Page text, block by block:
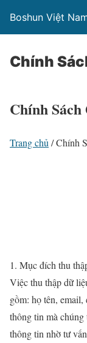
Boshun Việt
Chính
Chính
Trang chủ /Chính
1. Mục đích thu
Việc thu thập dữ
gồm: họ tên,
thông tin mà
thông tin nhờ tư